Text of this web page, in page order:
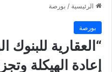
الرئيسية / بورصة
بورصة
“العقارية للبنوك
إعادة الهيكلة